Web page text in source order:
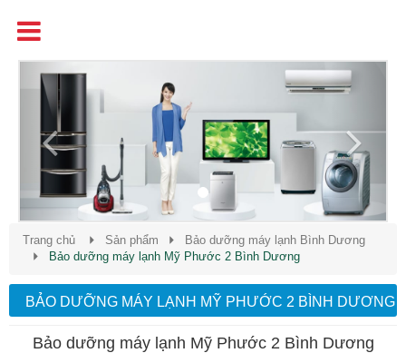
Previous
Trang chủ Sản phẩm
Bảo dưỡng máy lạnh Bình Dương
Bảo dưỡng máy lạnh Mỹ Phước 2 Bình Dương
BẢO DƯỠNG MÁY LẠNH MỸ PHƯỚC 2 BÌNH DƯƠNG
Bảo dưỡng máy lạnh Mỹ Phước 2 Bình Dương